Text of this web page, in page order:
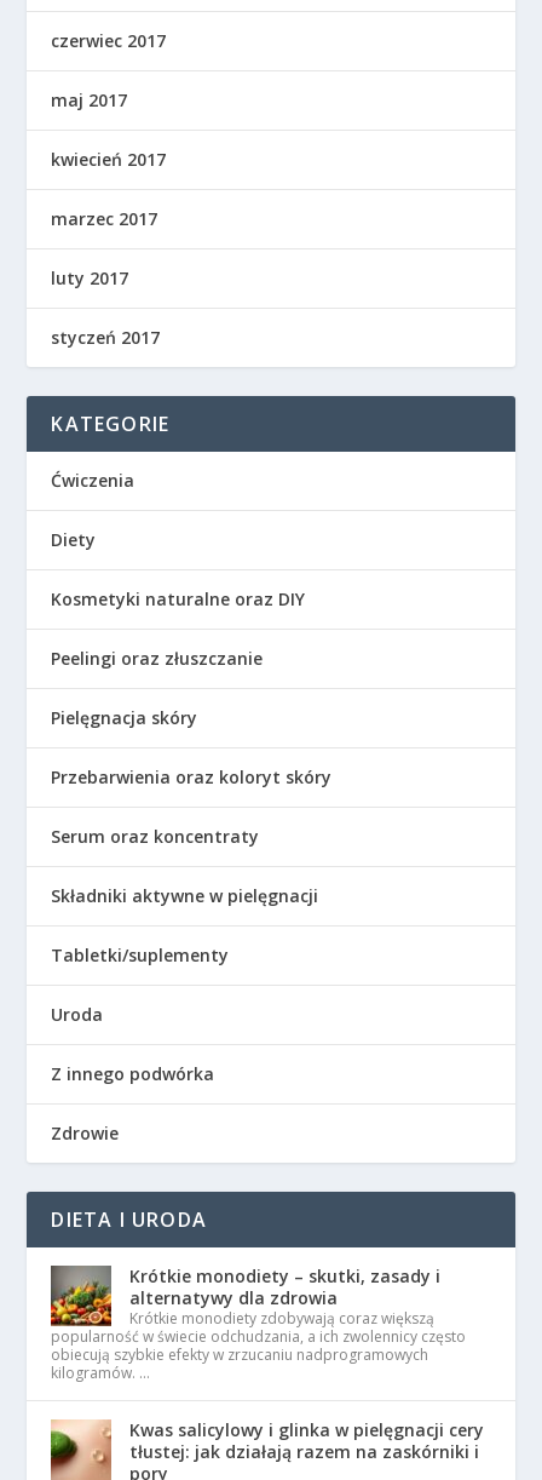
czerwiec 2017
maj 2017
kwiecień 2017
marzec 2017
luty 2017
styczeń 2017
KATEGORIE
Ćwiczenia
Diety
Kosmetyki naturalne oraz DIY
Peelingi oraz złuszczanie
Pielęgnacja skóry
Przebarwienia oraz koloryt skóry
Serum oraz koncentraty
Składniki aktywne w pielęgnacji
Tabletki/suplementy
Uroda
Z innego podwórka
Zdrowie
DIETA I URODA
Krótkie monodiety – skutki, zasady i
alternatywy dla zdrowia
Krótkie monodiety zdobywają coraz większą
popularność w świecie odchudzania, a ich zwolennicy często
obiecują szybkie efekty w zrzucaniu nadprogramowych
kilogramów. …
Kwas salicylowy i glinka w pielęgnacji cery
tłustej: jak działają razem na zaskórniki i
pory